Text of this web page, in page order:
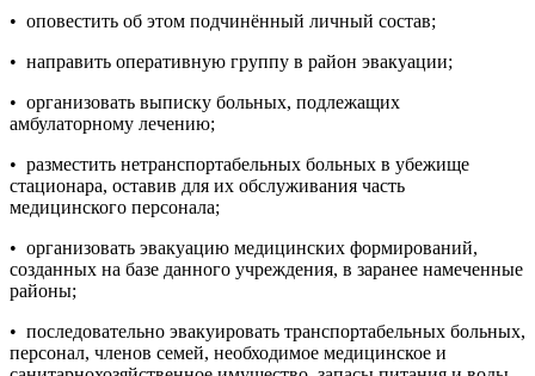
• оповестить об этом подчинённый личный состав;
• направить оперативную группу в район эвакуации;
• организовать выписку больных, подлежащих
амбулаторному лечению;
• разместить нетранспортабельных больных в убежище
стационара, оставив для их обслуживания часть
медицинского персонала;
• организовать эвакуацию медицинских формирований,
созданных на базе данного учреждения, в заранее намеченные
районы;
• последовательно эвакуировать транспортабельных больных,
персонал, членов семей, необходимое медицинское и